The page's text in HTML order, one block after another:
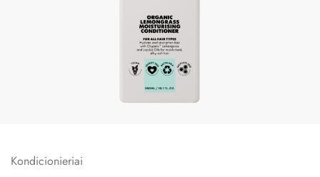
Kondicionieriai